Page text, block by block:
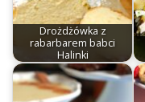
Drożdżówka z
rabarbarem babci
Halinki